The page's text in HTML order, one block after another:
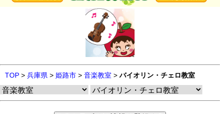
TOP > 兵庫県 > 姫路市 > 音楽教室 > バイオリン・チェロ教室